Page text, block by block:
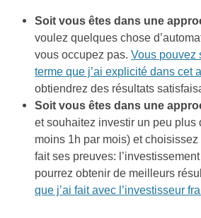
Soit vous êtes dans une
voulez quelques chose
vous occupez pas.Vous pouvez
terme que j’ai explicité dans cet
obtiendrez des résultats
Soit vous êtes dans une
et souhaitez investir un peu plus
moins 1h par mois) et
fait ses preuves:
pourrez obtenir de meilleurs
que j’ai fait avec l’investisseur